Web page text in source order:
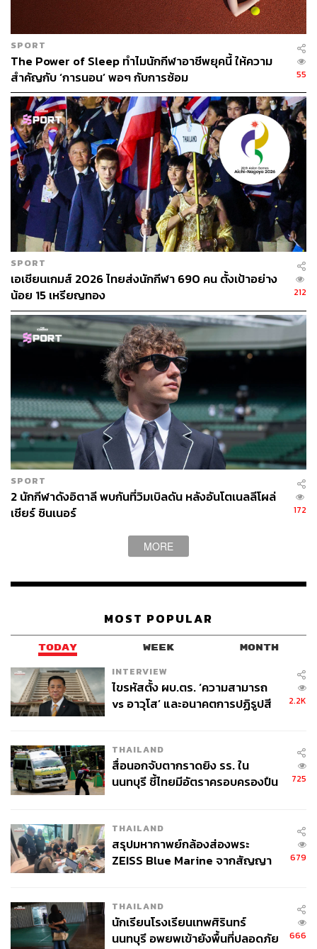
โดยก่อนหน้านั้น THE STANDARD มีโอกาสไปสัมภาษณ์
เทนนิสหลังจบการแข่งขัน และพบว่าเราต้องเข้าไปต่อแถวผู้
สื่อข่าวหลายสำนัก ซึ่งผู้สื่อข่าวเหล่านั้นมาจากหลายประเทศ
ที่ไม่ใช่ประเทศไทย
โดยเริ่มจากสื่อโทรทัศน์ของเวียดนาม ตามด้วยสื่อ
หนังสือพิมพ์ของสิงคโปร์ ซึ่งทุกคนให้ความสนใจไปที่ชีวิต
ของเทนนิส ที่เดินทางมาแข่งขันซีเกมส์ในฐานะเจ้าของ
เหรียญทองมหกรรมกีฬาที่ใหญ่ที่สุดในโลกอย่างโอลิมปิก
ซึ่งเทนนิสได้ยืนยันกับทุกสำนักว่าทุกการแข่งขันมีความ
สำคัญเทียบเท่ากัน โดยเฉพาะซีเกมส์ ที่ตัวเธอเองก็ทำหน้าที่
อย่างเต็มที่ในการแข่งขันครั้งนี้ที่ฮานอย จนได้เหรียญทองมา
ครองตามเป้าหมาย
ภาพที่ 3: Liaison Officers หรือเจ้าหน้าที่อาสาสมัคร
แห่งซีเกมส์
ภาพสองอาสาสมัครชาวเวียดนาม บันทึกระหว่างการแข่งขัน
ทีมหญิงของไทย เตรียมที่จะลงแข่งขันในรอบชิงชนะเลิศ
ในทุกมหกรรมตั้งแต่ระดับซีเกมส์จนถึงโอลิมปิกเกมส์จะมี
องค์ประกอบสำคัญหนึ่งคืออาสาสมัคร หรือ Liaison Officers
ที่คอยทำหน้าที่ช่วยเหลือและประสานงานกับนักกีฬา แฟน
กีฬา สื่อมวลชน และฝ่ายจัดการแข่งขัน เพื่อให้ดำเนินการไป
อย่างสะดวกสบายและรวดเร็วสำหรับทุกฝ่าย
ภาพที่ 4: THE GOAT of Sea Games: พรชัย เค้าแก้ว
กับซีเกมส์ครั้งที่เขาชื่นชอบที่สุด
SPORT
The Power of Sleep ทำไมนักกีฬาอาชีพยุคนี้ ให้ความ
สำคัญกับ ‘การนอน’ พอๆ กับการซ้อม
55
SPORT
เอเชียนเกมส์ 2026 ไทยส่งนักกีฬา 690 คน ตั้งเป้าอย่าง
น้อย 15 เหรียญทอง
212
SPORT
2 นักกีฬาดังอิตาลี พบกันที่วิมเบิลดัน หลังอันโตเนลลีโผล่
เชียร์ ซินเนอร์
172
MORE
MOST POPULAR
TODAY WEEK MONTH
INTERVIEW
ไขรหัสตั้ง ผบ.ตร. ‘ความสามารถ
vs อาวุโส’ และอนาคตการปฏิรูปสี
2.2K
THAILAND
สื่อนอกจับตากราดยิง รร. ใน
นนทบุรี ชี้ไทยมีอัตราครอบครองปืน
725
THAILAND
สรุปมหากาพย์กล้องส่องพระ
ZEISS Blue Marine จากสัญญา
จ่ายหนี้-แอบระบุแบรนด์
679
THAILAND
นักเรียนโรงเรียนเทพศิรินทร์
นนทบุรี อพยพเข้ายังพื้นที่ปลอดภัย
666